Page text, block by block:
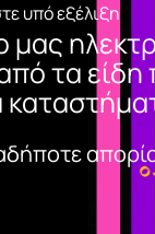
υπό εξέλιξη
μας
τα